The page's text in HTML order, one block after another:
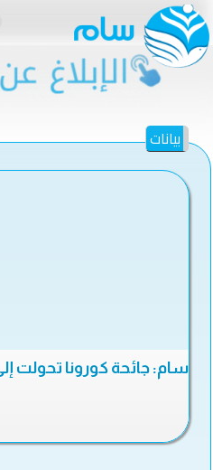
بيانات
سام: جائحة كورونا تحولت